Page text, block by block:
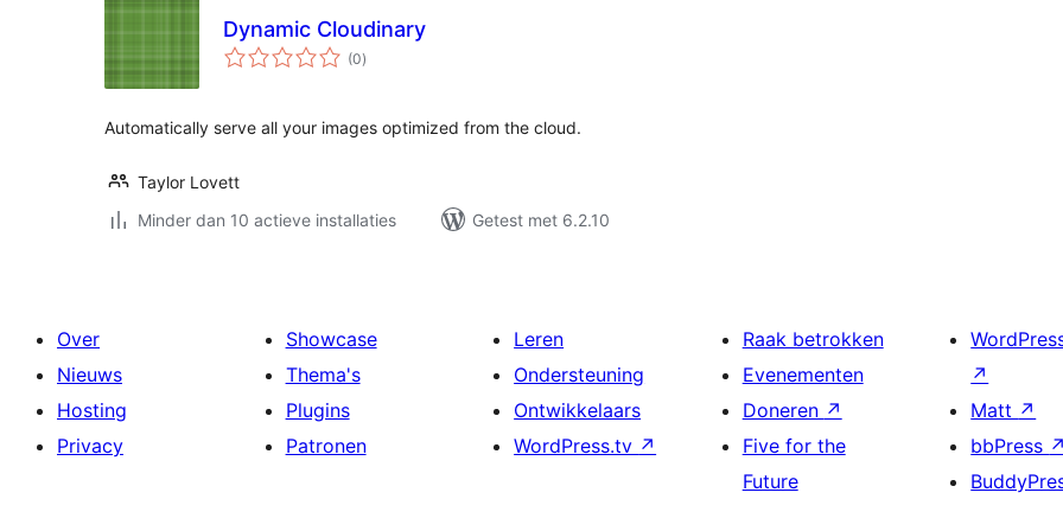
Dynamic Cloudinary
(0totaal
waarderingen
)
Automatically serve all your images optimized from the cloud.
Taylor Lovett
Minder dan 10 actieve installaties
Getest met 6.2.10
Over
Nieuws
Hosting
Privacy
Showcase
Thema's
Plugins
Patronen
Leren
Ondersteuning
Ontwikkelaars
WordPress.tv ↗
Raak betrokken
Evenementen
Doneren ↗
Five for the
Future
↗
Matt ↗
bbPress ↗